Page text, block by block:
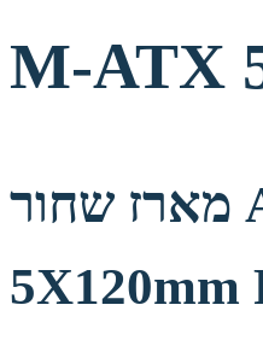
M-ATX
מארז שחור Antec CX200M RGB ELITE M-ATX
5X120mm